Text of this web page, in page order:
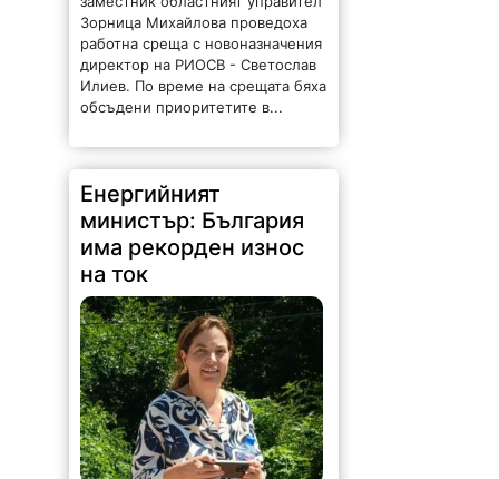
Зорница Михайлова проведоха
работна среща с новоназначения
директор на РИОСВ - Светослав
Илиев. По време на срещата бяха
обсъдени приоритетите в...
Енергийният
министър: България
има рекорден износ
на ток